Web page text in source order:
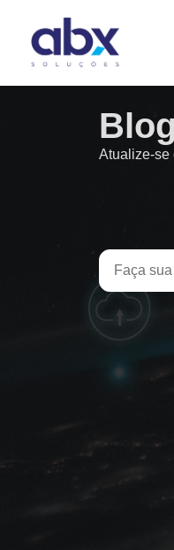
Atualize-se